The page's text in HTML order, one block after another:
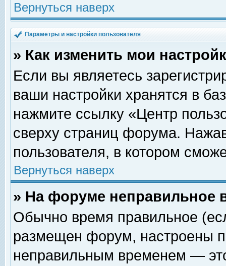
Вернуться наверх
Параметры и настройки пользователя
» Как изменить мои
Если вы являетесь
ваши настройки хранятся в
нажмите ссылку «Центр
сверху страниц форума.
пользователя, в котором
Вернуться наверх
» На форуме неправильное
Обычно время правильное
размещен форум, настроены
неправильным временем —